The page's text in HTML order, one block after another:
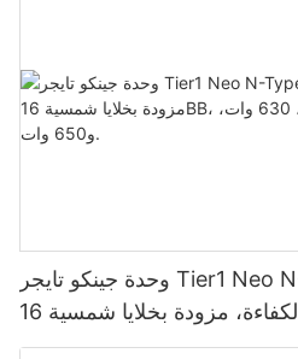
وحدة جينكو تايجر Tier1 Neo N-Type ثنائية الوجه عالية
الكفاءة، مزودة بخلايا شمسية 16BB، بقدرات 590 وات،